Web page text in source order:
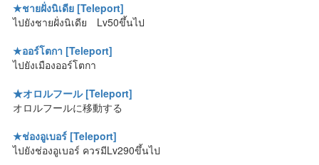
★ชายฝั่งนิเดีย [Teleport]
ไปยังชายฝั่งนิเดีย Lv50ขึ้นไป
★ออร์โตกา [Teleport]
ไปยังเมืองออร์โตกา
★オロルフール [Teleport]
オロルフールに移動する
★ช่องอูเบอร์ [Teleport]
ไปยังช่องอูเบอร์ ควรมีLv290ขึ้นไป